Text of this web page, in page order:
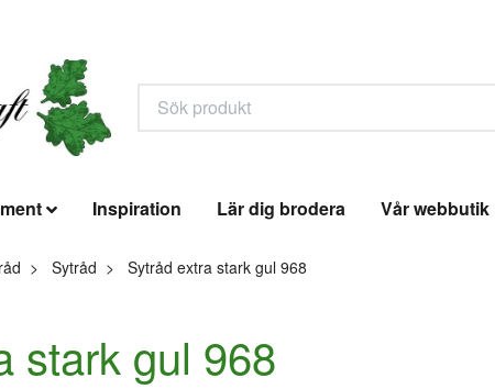
Inspiration Lär dig brodera Vår webbutik
Sytråd Sytråd extra stark gul 968
stark gul 968